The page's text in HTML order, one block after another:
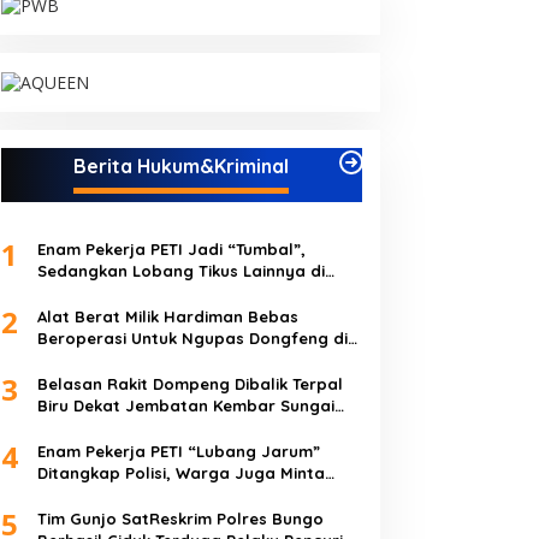
Berita Hukum&Kriminal
1
Enam Pekerja PETI Jadi “Tumbal”,
Sedangkan Lobang Tikus Lainnya di
Beroperasi
2
Alat Berat Milik Hardiman Bebas
Beroperasi Untuk Ngupas Dongfeng di
3
Belasan Rakit Dompeng Dibalik Terpal
Biru Dekat Jembatan Kembar Sungai
4
Enam Pekerja PETI “Lubang Jarum”
Ditangkap Polisi, Warga Juga Minta
5
Tim Gunjo SatReskrim Polres Bungo